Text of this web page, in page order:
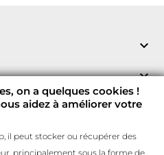




on a quelques cookies !
aidez à améliorer votre
il peut stocker ou récupérer des
principalement sous la forme de